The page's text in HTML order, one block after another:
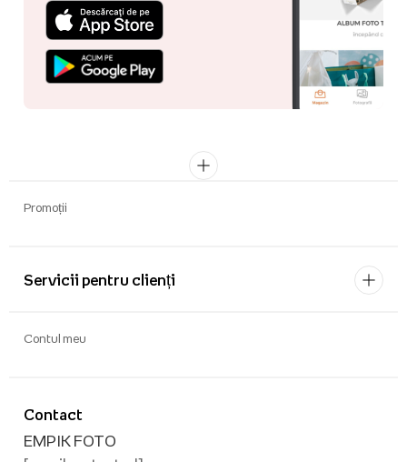
Promoții
Servicii pentru clienți
Contact
EMPIK FOTO
Contul meu